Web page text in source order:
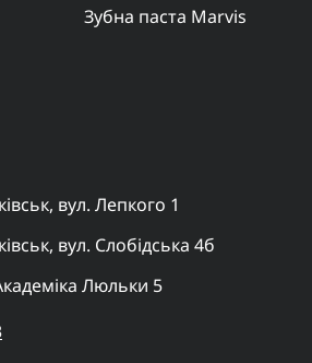
Зубна паста Marvis
вул. Лепкого 1
вул. Слобідська 4б
Люльки 5